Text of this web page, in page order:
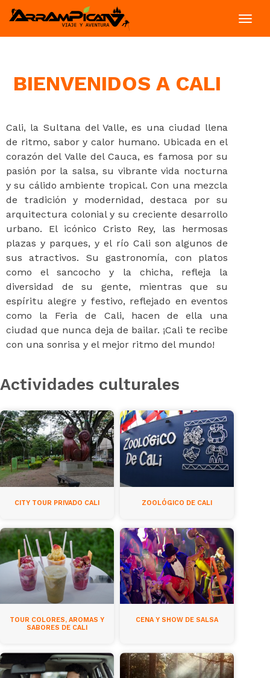
BIENVENIDOS A CALI
Cali, la Sultana del Valle, es una ciudad llena
de ritmo, sabor y calor humano. Ubicada en el
corazón del Valle del Cauca, es famosa por su
pasión por la salsa, su vibrante vida nocturna
y su cálido ambiente tropical. Con una mezcla
de tradición y modernidad, destaca por su
arquitectura colonial y su creciente desarrollo
urbano. El icónico Cristo Rey, las hermosas
plazas y parques, y el río Cali son algunos de
sus atractivos. Su gastronomía, con platos
como el sancocho y la chicha, refleja la
diversidad de su gente, mientras que su
espíritu alegre y festivo, reflejado en eventos
como la Feria de Cali, hacen de ella una
ciudad que nunca deja de bailar. ¡Cali te recibe
con una sonrisa y el mejor ritmo del mundo!
Actividades culturales
CITY TOUR PRIVADO CALI ZOOLÓGICO DE CALI
TOUR COLORES, AROMAS Y
SABORES DE CALI
CENA Y SHOW DE SALSA